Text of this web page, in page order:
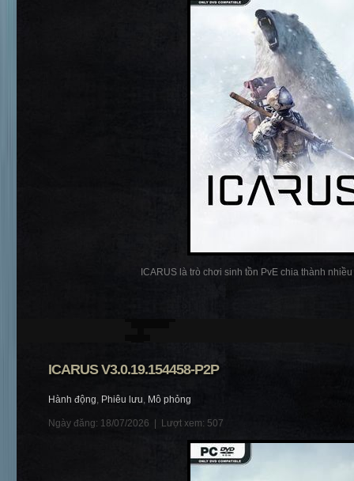
ICARUS là trò chơi sinh tồn PvE chia thành
ICARUS V3.0.19.154458-P2P
Hành động, Phiêu lưu, Mô phỏng
Ngày đăng: 18/07/2026 | Lượt xem: 507